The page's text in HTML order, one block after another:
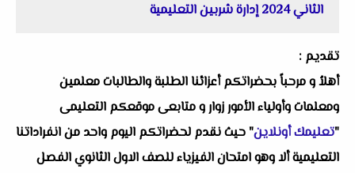
الثاني 2024 إدارة شربين التعليمية
تقديم :
أهلاُ و مرحباً بحضراتكم أعزائنا الطلبة والطالبات معلمين
ومعلمات وأولياء الأمور زوار و متابعى موقعكم التعليمى
"تعليمك أونلاين" حيث نقدم لحضراتكم اليوم واحد من انفراداتنا
التعليمية ألا وهو امتحان الفيزياء للصف الاول الثانوي الفصل